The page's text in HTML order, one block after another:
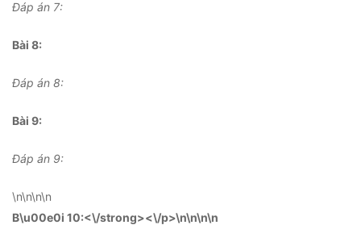
Đáp án 7:
Bài 8:
Đáp án 8:
Bài 9:
Đáp án 9:
\n\n\n\n
B\u00e0i 10:<\/strong><\/p>\n\n\n\n